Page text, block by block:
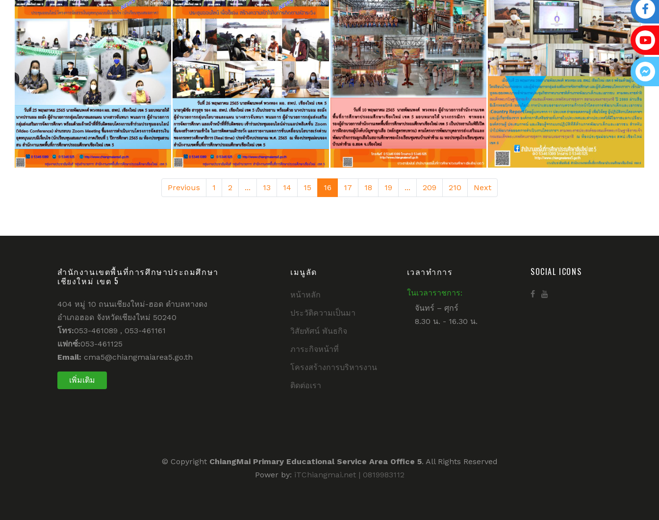
Previous 1 2 ... 13 14 15 16 17 18 19 ... 209 210 Next
สำนักงานเขตพื้นที่การศึกษาประถมศึกษา
เชียงใหม่ เขต 5
404 หมู่ 10 ถนนเชียงใหม่-ฮอด ตำบลหางดง
อำเภอฮอด จังหวัดเชียงใหม่ 50240
โทร:053-461089 , 053-461161
แฟกซ์:053-461125
Email: cma5@chiangmaiarea5.go.th
เพิ่มเติม
เมนูลัด
หน้าหลัก
ประวัติความเป็นมา
วิสัยทัศน์ พันธกิจ
ภาระกิจหน้าที่
โครงสร้างการบริหารงาน
ติดต่อเรา
เวลาทำการ
ในเวลาราชการ:
จันทร์ – ศุกร์
8.30 น. - 16.30 น.
SOCIAL ICONS
© Copyright ChiangMai Primary Educational Service Area Office 5. All Rights Reserved
Power by: iTChiangmai.net | 0819983112